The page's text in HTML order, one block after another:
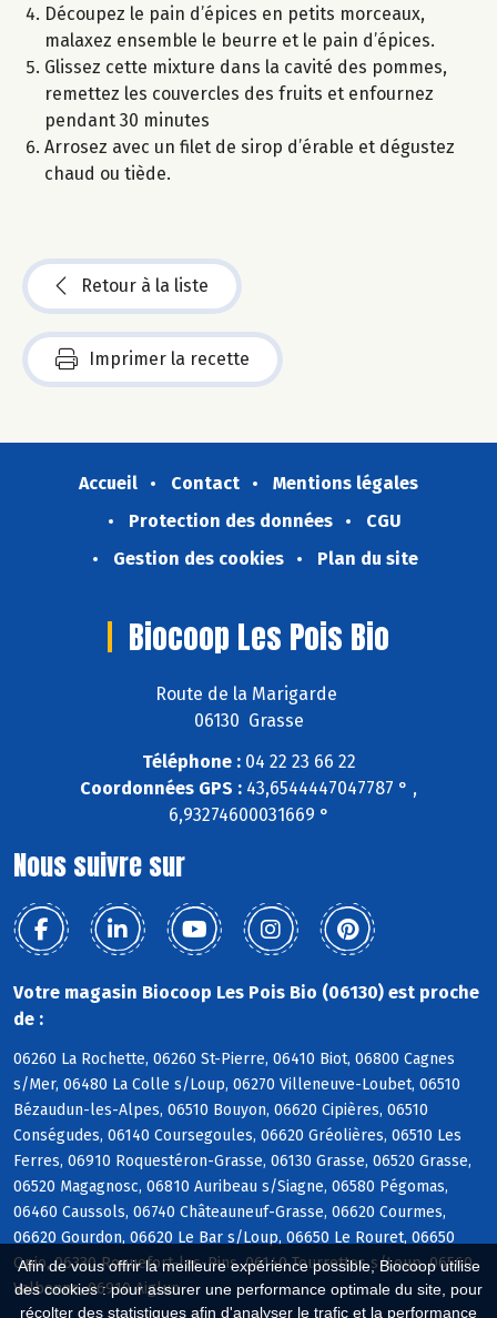
Afin de vous offrir la meilleure expérience possible, Biocoop utilise
des cookies : pour assurer une performance optimale du site, pour
récolter des statistiques afin d'analyser le trafic et la performance
Découpez le pain d’épices en petits morceaux,
malaxez ensemble le beurre et le pain d’épices.
Glissez cette mixture dans la cavité des pommes,
remettez les couvercles des fruits et enfournez
pendant 30 minutes
Arrosez avec un filet de sirop d’érable et dégustez
chaud ou tiède.
Retour à la liste
Imprimer la recette
Accueil Contact
Mentions légales
Protection des données
CGU
Gestion des cookies
Plan du site
Biocoop Les Pois Bio
Route de la Marigarde
06130 Grasse
Téléphone :04 22 23 66 22
Coordonnées GPS : 43,6544447047787 ° ,
6,93274600031669 °
Nous suivre sur
Votre magasin Biocoop Les Pois Bio (06130) est proche
de :
06260 La Rochette, 06260 St-Pierre, 06410 Biot, 06800 Cagnes
s/Mer, 06480 La Colle s/Loup, 06270 Villeneuve-Loubet, 06510
Bézaudun-les-Alpes, 06510 Bouyon, 06620 Cipières, 06510
Conségudes, 06140 Coursegoules, 06620 Gréolières, 06510 Les
Ferres, 06910 Roquestéron-Grasse, 06130 Grasse, 06520 Grasse,
06520 Magagnosc, 06810 Auribeau s/Siagne, 06580 Pégomas,
06460 Caussols, 06740 Châteauneuf-Grasse, 06620 Courmes,
06620 Gourdon, 06620 Le Bar s/Loup, 06650 Le Rouret, 06650
Opio, 06330 Roquefort-les-Pins, 06140 Tourrettes s/Loup, 06560
Valbonne, 06910 Aiglun